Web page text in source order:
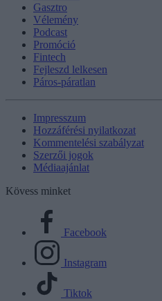
Gasztro
Vélemény
Podcast
Promóció
Fintech
Fejleszd lelkesen
Páros-páratlan
Impresszum
Hozzáférési nyilatkozat
Kommentelési szabályzat
Szerzői jogok
Médiaajánlat
Kövess minket
Facebook
Instagram
Tiktok